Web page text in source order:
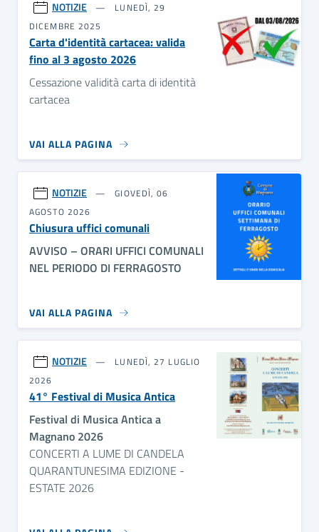
NOTIZIE
LUNEDÌ, 29
DICEMBRE 2025
Carta d'identità cartacea: valida
fino al 3 agosto 2026
Cessazione validità carta di identità
cartacea
VAI ALLA PAGINA
NOTIZIE
GIOVEDÌ, 06
AGOSTO 2026
Chiusura uffici comunali
AVVISO – ORARI UFFICI COMUNALI
NEL PERIODO DI FERRAGOSTO
VAI ALLA PAGINA
NOTIZIE
LUNEDÌ, 27 LUGLIO
2026
41° Festival di Musica Antica
Festival di Musica Antica a
Magnano 2026
CONCERTI A LUME DI CANDELA
QUARANTUNESIMA EDIZIONE -
ESTATE 2026